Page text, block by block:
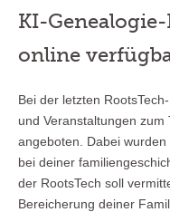
KI-
online
Bei der letzten
und Veranstaltungen
angeboten. Dabei
bei deiner
der RootsTech soll
Bereicherung deiner